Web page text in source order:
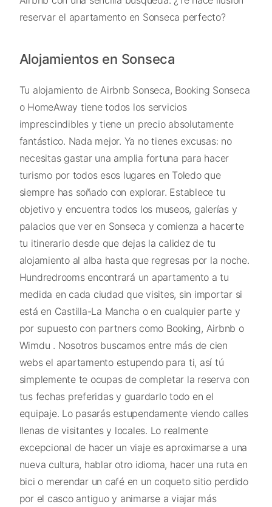
reservar el apartamento en Sonseca perfecto?
Alojamientos en Sonseca
Tu alojamiento de Airbnb Sonseca, Booking Sonseca
o HomeAway tiene todos los servicios
imprescindibles y tiene un precio absolutamente
fantástico. Nada mejor. Ya no tienes excusas: no
necesitas gastar una amplia fortuna para hacer
turismo por todos esos lugares en Toledo que
siempre has soñado con explorar. Establece tu
objetivo y encuentra todos los museos, galerías y
palacios que ver en Sonseca y comienza a hacerte
tu itinerario desde que dejas la calidez de tu
alojamiento al alba hasta que regresas por la noche.
Hundredrooms encontrará un apartamento a tu
medida en cada ciudad que visites, sin importar si
está en Castilla-La Mancha o en cualquier parte y
por supuesto con partners como Booking, Airbnb o
Wimdu . Nosotros buscamos entre más de cien
webs el apartamento estupendo para ti, así tú
simplemente te ocupas de completar la reserva con
tus fechas preferidas y guardarlo todo en el
equipaje. Lo pasarás estupendamente viendo calles
llenas de visitantes y locales. Lo realmente
excepcional de hacer un viaje es aproximarse a una
nueva cultura, hablar otro idioma, hacer una ruta en
bici o merendar un café en un coqueto sitio perdido
por el casco antiguo y animarse a viajar más